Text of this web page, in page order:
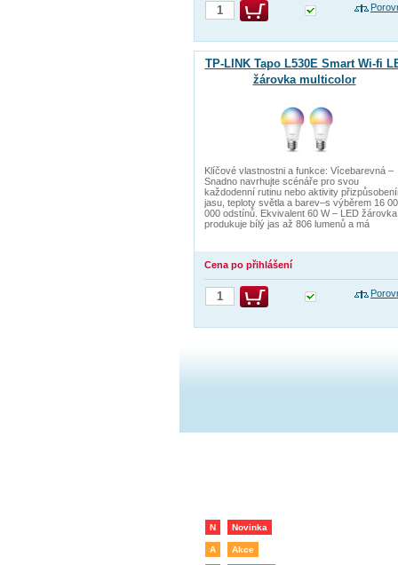
TP-LINK Tapo L530E Smart Wi-fi
žárovka multicolor
Klíčové vlastnostni a funkce: Vícebarevná –
Snadno navrhujte scénáře pro svou
každodenní rutinu nebo aktivity
jasu, teploty světla a barev–s výběrem 16
000 odstínů. Ekvivalent 60 W – LED žárovka
produkuje bílý jas až 806 lumenů a má
Cena po přihlášení
N Novinka
A Akce